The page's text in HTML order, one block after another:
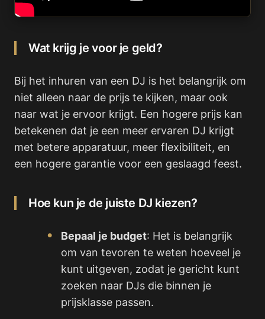
Wat krijg je voor je geld?
Bij het inhuren van een DJ is het belangrijk om
niet alleen naar de prijs te kijken, maar ook
naar wat je ervoor krijgt. Een hogere prijs kan
betekenen dat je een meer ervaren DJ krijgt
met betere apparatuur, meer flexibiliteit, en
een hogere garantie voor een geslaagd feest.
Hoe kun je de juiste DJ kiezen?
Bepaal je budget: Het is belangrijk
om van tevoren te weten hoeveel je
kunt uitgeven, zodat je gericht kunt
zoeken naar DJs die binnen je
prijsklasse passen.